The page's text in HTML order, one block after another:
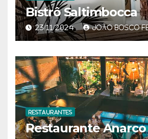
Bistrô Saltimbocca
23/11/2024 JOÃO BOSCO
RESTAURANTES
Restaurante